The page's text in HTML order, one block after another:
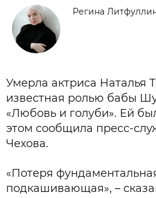
Регина
Умерла актриса Наталья
известная ролью бабы
«Любовь и голуби». Ей
этом сообщила пресс-
Чехова.
«Потеря
подкашивающая», –